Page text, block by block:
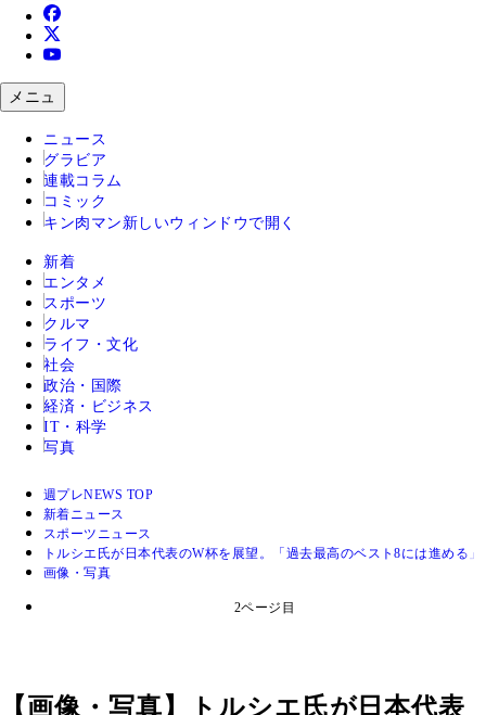
メニュ
ニュース
グラビア
連載コラム
コミック
キン肉マン 新しいウィンドウで開く
新着
エンタメ
スポーツ
クルマ
ライフ・文化
社会
政治・国際
経済・ビジネス
IT・科学
写真
週プレNEWS TOP
新着ニュース
スポーツニュース
トルシエ氏が日本代表のW杯を展望。「過去最高のベスト8には進める」
画像・写真
2ページ目
【画像・写真】トルシエ氏が日本代表